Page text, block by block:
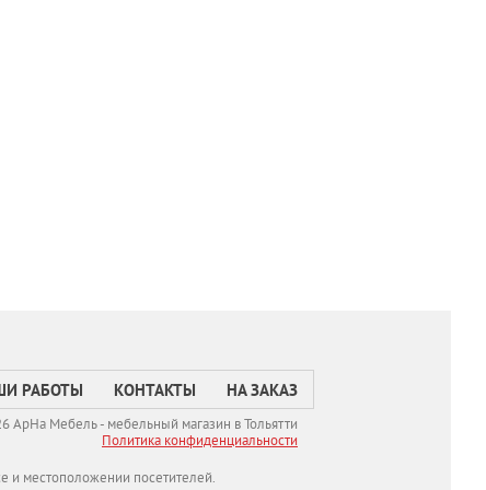
РАБОТЫ КОНТАКТЫ НА ЗАКАЗ
АрНа Мебель - мебельный магазин в Тольятти
Политикa конфиденциальности
и местоположении посетителей.